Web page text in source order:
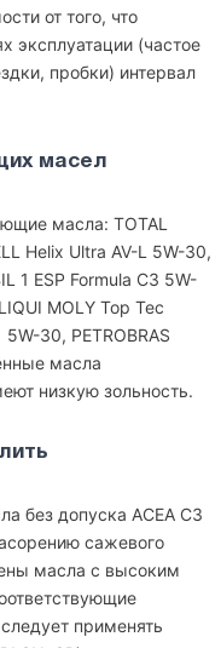
от того, что
эксплуатации (частое
пробки) интервал
масел
масла: TOTAL
Helix Ultra AV-L 5W-30,
1 ESP Formula C3 5W-
MOLY Top Tec
30, PETROBRAS
масла
низкую зольность.
без допуска ACEA C3
сажевого
масла с высоким
применять